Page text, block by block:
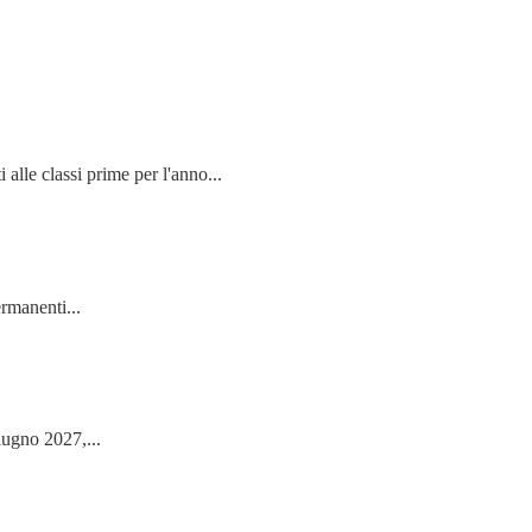
classi prime per l'anno...
2027,...